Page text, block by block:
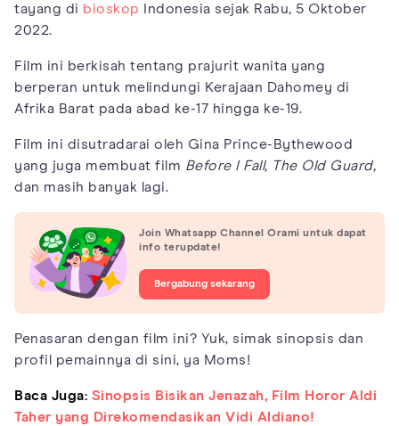
tayang di bioskop Indonesia sejak Rabu, 5 Oktober
2022.
Film ini berkisah tentang prajurit wanita yang
berperan untuk melindungi Kerajaan Dahomey di
Afrika Barat pada abad ke-17 hingga ke-19.
Film ini disutradarai oleh Gina Prince-Bythewood
yang juga membuat film Before I Fall, The Old Guard,
dan masih banyak lagi.
Join Whatsapp Channel Orami untuk dapat
info terupdate!
Bergabung sekarang
Penasaran dengan film ini? Yuk, simak sinopsis dan
profil pemainnya di sini, ya Moms!
Baca Juga: Sinopsis Bisikan Jenazah, Film Horor Aldi
Taher yang Direkomendasikan Vidi Aldiano!